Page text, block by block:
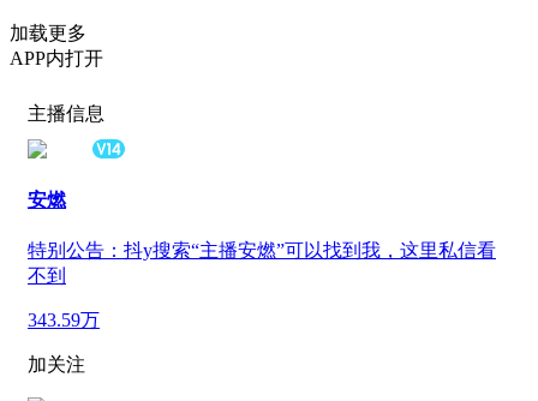
加载更多
APP内打开
主播信息
安燃
特别公告：抖y搜索“主播安燃”可以找到我，这里私信看
不到
343.59万
加关注